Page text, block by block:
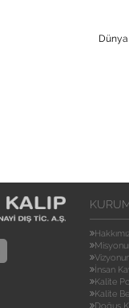
İnsan
Kalite
Kalite